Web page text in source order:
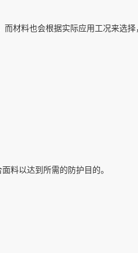
而材料也会根据实际应用工况来选
料以达到所需的防护目的。